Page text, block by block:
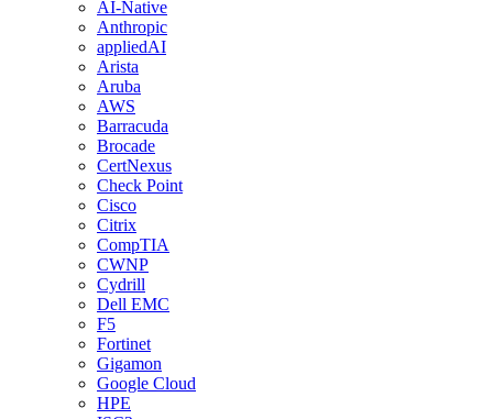
AI-Native
Anthropic
appliedAI
Arista
Aruba
AWS
Barracuda
Brocade
CertNexus
Check Point
Cisco
Citrix
CompTIA
CWNP
Cydrill
Dell EMC
F5
Fortinet
Gigamon
Google Cloud
HPE